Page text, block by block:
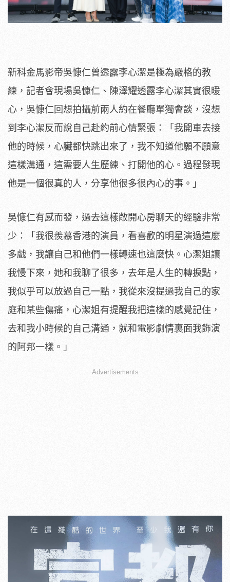
新科金馬影帝吳慷仁曾透露李心潔是極為嚴格的教
練，記者會現場吳慷仁、陳澤耀透露李心潔其實很暖
心，吳慷仁回想拍攝前兩人約在餐廳單獨會談，沒想
到李心潔反而說自己赴約前心情緊張：「我開車去接
他的時候，心臟都快跳出來了，我不知道他願不願意
這樣溝通，這需要人生歷練、打開他的心。過程發現
他是一個很真的人，分享他很多很內心的事。」
吳慷仁有感而發，過去這樣敞開心房聊天的經驗非常
少：「我很羨慕香港的演員，看喜歡的明星演過這麼
多戲，我讓自己和他們一樣轉速也這麼快。心潔姐讓
我慢下來，她和我聊了很多，去年是人生的轉捩點，
我似乎可以放過自己一點，我從來沒提過我自己的家
庭和某些傷痛，心潔姐有提醒我把這樣的感覺記住，
去和我小時候的自己溝通，就和電影劇情裏面我飾演
的阿邦一樣。」
Advertisements